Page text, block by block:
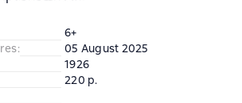
6+
:
05 August 2025
1926
220 p.